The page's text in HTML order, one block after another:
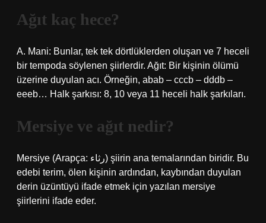
Ağıt kaç hece?
A. Mani: Bunlar, tek tek dörtlüklerden oluşan ve 7 heceli
bir tempoda söylenen şiirlerdir. Ağıt: Bir kişinin ölümü
üzerine duyulan acı. Örneğin, abab – cccb – dddb –
eeeb… Halk şarkısı: 8, 10 veya 11 heceli halk şarkıları.
Mersiye ve ağıt nedir?
Mersiye (Arapça: رثاء) şiirin ana temalarından biridir. Bu
edebi terim, ölen kişinin ardından, kaybından duyulan
derin üzüntüyü ifade etmek için yazılan mersiye
şiirlerini ifade eder.